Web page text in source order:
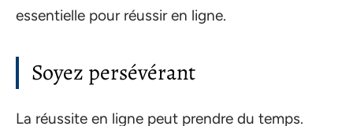
essentielle pour réussir en ligne.
Soyez persévérant
La réussite en ligne peut prendre du temps.